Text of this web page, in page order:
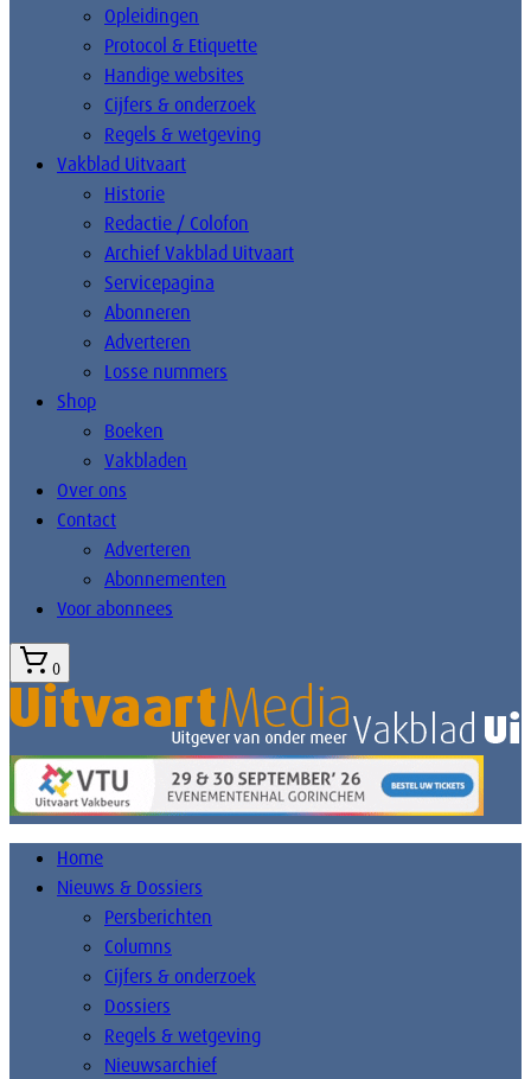
Opleidingen
Protocol & Etiquette
Handige websites
Cijfers & onderzoek
Regels & wetgeving
Vakblad Uitvaart
Historie
Redactie / Colofon
Archief Vakblad Uitvaart
Servicepagina
Abonneren
Adverteren
Losse nummers
Shop
Boeken
Vakbladen
Over ons
Contact
Adverteren
Abonnementen
Voor abonnees
0
Home
Nieuws & Dossiers
Persberichten
Columns
Cijfers & onderzoek
Dossiers
Regels & wetgeving
Nieuwsarchief